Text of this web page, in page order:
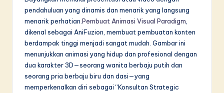
si
pendahuluan yang dinamis dan menarik yang langsung
menarik perhatian. Pembuat Animasi Visual Paradigm
dikenal sebagai AniFuzion, membuat pembuatan konten
berdampak tinggi menjadi sangat mudah. Gambar ini
menunjukkan animasi yang hidup dan profesional dengan
dua karakter 3D—seorang wanita berbaju putih dan
seorang pria berbaju biru dan dasi—yang
memperkenalkan diri sebagai “Konsultan Strategic